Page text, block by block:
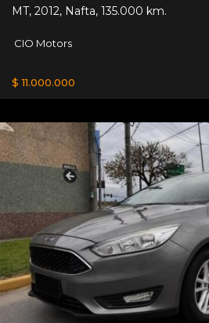
MT, 2012, Nafta, 135.000 km.
CIO Motors
$ 11.000.000